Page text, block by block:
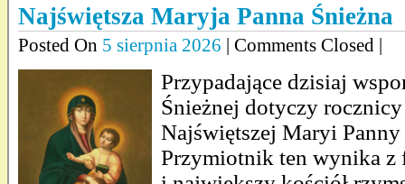
Najświętsza Maryja Panna Śnieżna
Posted On 5 sierpnia 2026 | Comments Closed |
Przypadające dzisiaj
Śnieżnej dotyczy
Najświętszej Maryi
Przymiotnik ten wynika z